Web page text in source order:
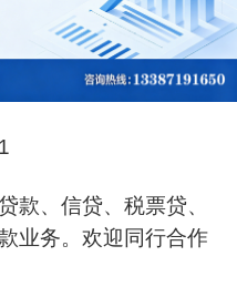
款、信贷、税票贷、
业务。欢迎同行合作